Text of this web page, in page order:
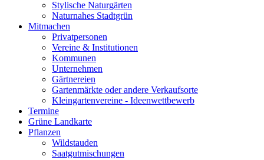
Stylische Naturgärten
Naturnahes Stadtgrün
Mitmachen
Privatpersonen
Vereine & Institutionen
Kommunen
Unternehmen
Gärtnereien
Gartenmärkte oder andere Verkaufsorte
Kleingartenvereine - Ideenwettbewerb
Termine
Grüne Landkarte
Pflanzen
Wildstauden
Saatgutmischungen